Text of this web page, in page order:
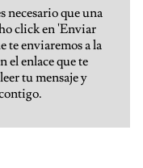
necesario que una
click en 'Enviar
te enviaremos a la
enlace que te
tu mensaje y